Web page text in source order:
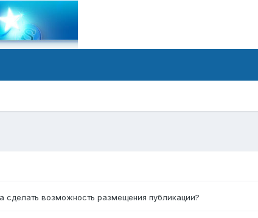
forum/...%BE%D0%B6%D0%B8%D1%82%D1%8C/
возможность размещения публикации?